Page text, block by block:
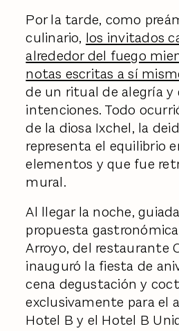
Por la tarde, como
culinario, los invitados
alrededor del fuego
notas escritas a sí
de un ritual de alegría y
intenciones. Todo
de la diosa Ixchel, la
representa el equilibrio
elementos y que fue
mural.
Al llegar la noche,
propuesta
Arroyo, del restaurante
inauguró la fiesta de
cena degustación y
exclusivamente para el
Hotel B y el Hotel B